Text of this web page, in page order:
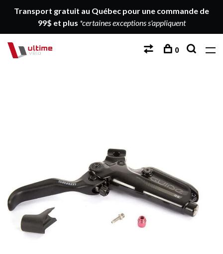
Transport gratuit au Québec pour une commande de
99$ et plus *certaines exceptions s'appliquent
0